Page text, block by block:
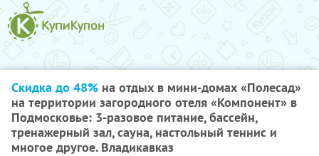
Скидка до 48% на отдых в мини-домах «Полесад»
на территории загородного отеля «Компонент» в
Подмосковье: 3-разовое питание, бассейн,
тренажерный зал, сауна, настольный теннис и
многое другое. Владикавказ